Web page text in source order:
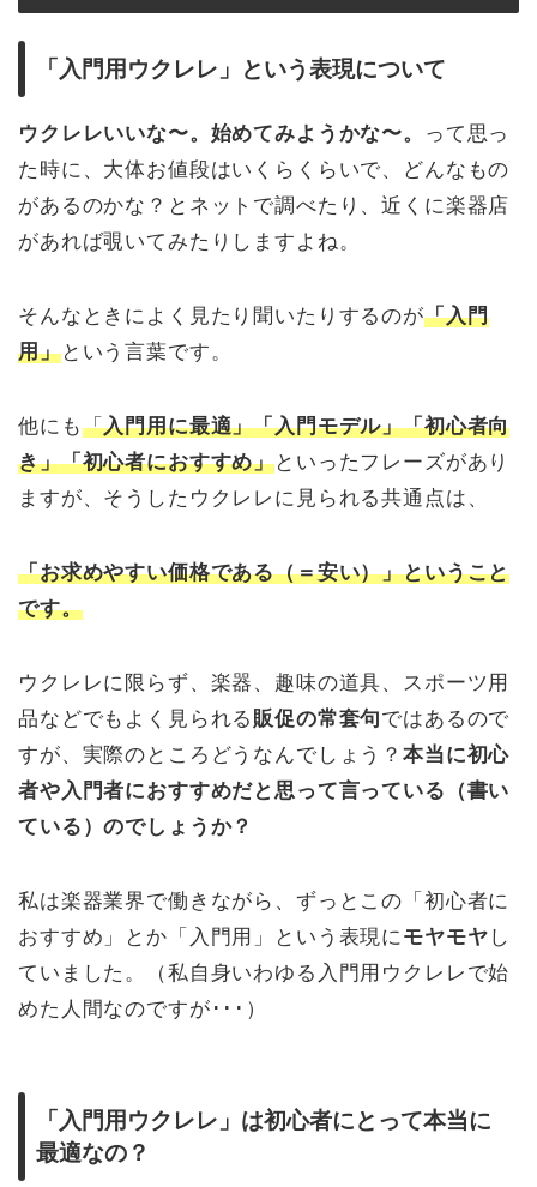
「入門用ウクレレ」という表現について
ウクレレいいな〜。始めてみようかな〜。
って思っ
た時に、大体お値段はいくらくらいで、どんなもの
があるのかな？とネットで調べたり、近くに楽器店
があれば覗いてみたりしますよね。
そんなときによく見たり聞いたりするのが「入門
用」という言葉です。
他にも「入門用に最適」「入門モデル」「初心者向
き」「初心者におすすめ」といったフレーズがあり
ますが、そうしたウクレレに見られる共通点は、
「お求めやすい価格である（＝安い）」ということ
です。
ウクレレに限らず、楽器、趣味の道具、スポーツ用
品などでもよく見られる 販促の常套句ではあるので
すが、実際のところどうなんでしょう？本当に初心
者や入門者におすすめだと思って言っている（書い
ている）のでしょうか？
私は楽器業界で働きながら、ずっとこの「初心者に
おすすめ」とか「入門用」という表現に モヤモヤ し
ていました。（私自身いわゆる入門用ウクレレで始
めた人間なのですが･･･）
「入門用ウクレレ」は初心者にとって本当に
最適なの？